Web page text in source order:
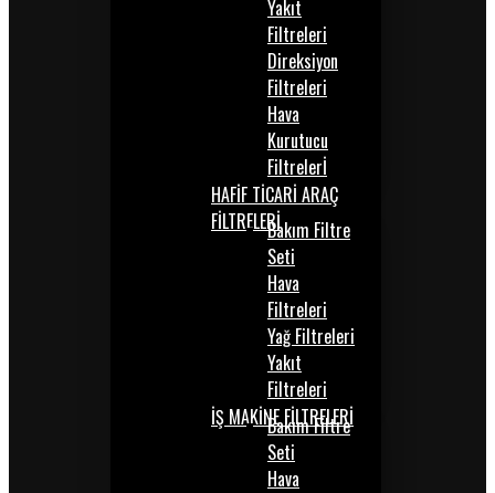
Yakıt
Filtreleri
Direksiyon
Filtreleri
Hava
Kurutucu
Filtrelerİ
HAFİF TİCARİ ARAÇ
FİLTRELERİBakım Filtre
Seti
Hava
Filtreleri
Yağ Filtreleri
Yakıt
Filtreleri
İŞ MAKİNE FİLTRELERİ
Bakım Filtre
Seti
Hava